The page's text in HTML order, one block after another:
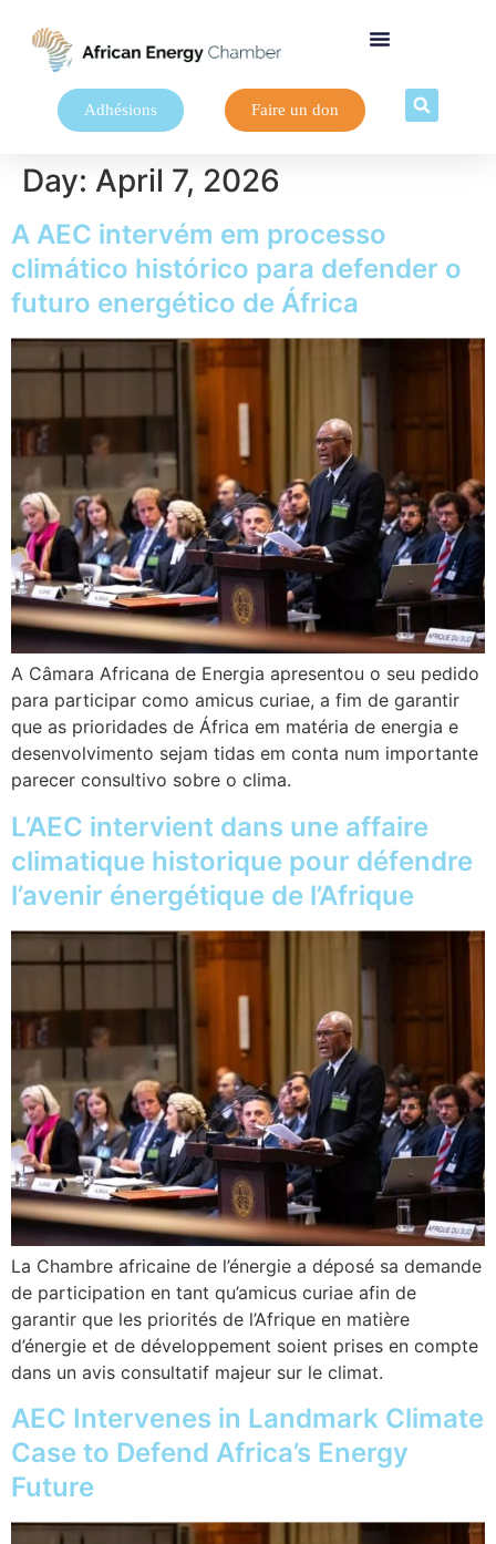
Adhésions Faire un don
Day: April 7, 2026
A AEC intervém em processo
climático histórico para defender o
futuro energético de África
A Câmara Africana de Energia apresentou o seu pedido
para participar como amicus curiae, a fim de garantir
que as prioridades de África em matéria de energia e
desenvolvimento sejam tidas em conta num importante
parecer consultivo sobre o clima.
L’AEC intervient dans une affaire
climatique historique pour défendre
l’avenir énergétique de l’Afrique
La Chambre africaine de l’énergie a déposé sa demande
de participation en tant qu’amicus curiae afin de
garantir que les priorités de l’Afrique en matière
d’énergie et de développement soient prises en compte
dans un avis consultatif majeur sur le climat.
AEC Intervenes in Landmark Climate
Case to Defend Africa’s Energy
Future